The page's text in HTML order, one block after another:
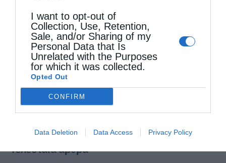
I want to opt-out of
Collection, Use, Retention,
Sale, and/or Sharing of my
Personal Data that Is
Unrelated with the Purposes
for which it was collected.
Opted Out
CONFIRM
Data Deletion Data Access Privacy Policy
Τελευταία άρθρα